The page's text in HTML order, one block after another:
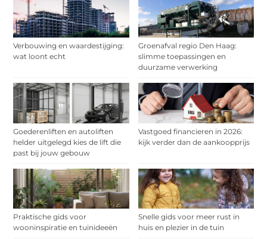
Verbouwing en waardestijging:
wat loont echt
Groenafval regio Den Haag:
slimme toepassingen en
duurzame verwerking
Goederenliften en autoliften
helder uitgelegd kies de lift die
past bij jouw gebouw
Vastgoed financieren in 2026:
kijk verder dan de aankoopprijs
Praktische gids voor
wooninspiratie en tuinideeën
Snelle gids voor meer rust in
huis en plezier in de tuin